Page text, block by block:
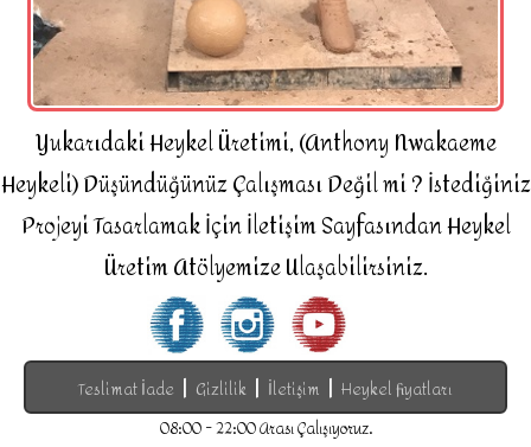
Yukarıdaki Heykel Üretimi, (Anthony Nwakaeme
Heykeli) Düşündüğünüz Çalışması Değil mi ? İstediğiniz
Projeyi Tasarlamak İçin İletişim Sayfasından Heykel
Üretim Atölyemize Ulaşabilirsiniz.
Teslimat İade | Gizlilik | İletişim | Heykel fiyatları
08:00 - 22:00 Arası Çalışıyoruz.